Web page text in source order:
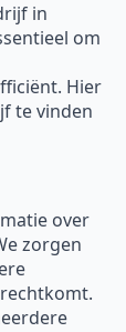
in
om
Hier
te vinden
over
zorgen